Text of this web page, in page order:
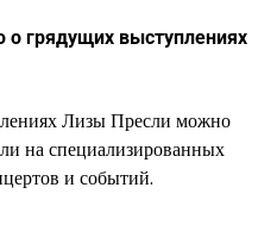
грядущих выступлениях
Лизы Пресли можно
на специализированных
и событий.